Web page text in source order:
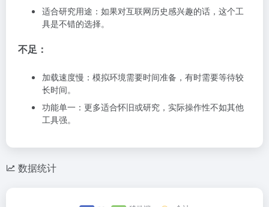
适合研究用途：如果对互联网历史感兴趣的话，这个工
具是不错的选择。
不足：
加载速度慢：模拟环境需要时间准备，有时需要等待较
长时间。
功能单一：更多适合怀旧或研究，实际操作性不如其他
工具强。
数据统计